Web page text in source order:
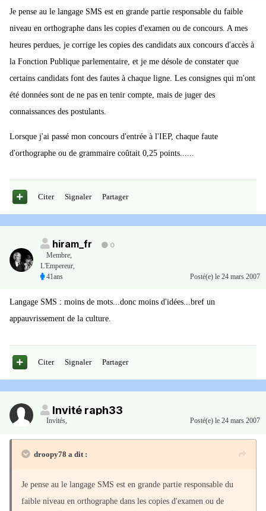
Je pense au le langage SMS est en grande partie responsable du faible
niveau en orthographe dans les copies d'examen ou de concours. A mes
heures perdues, je corrige les copies des candidats aux concours d'accès à
la Fonction Publique parlementaire, et je me désole de constater que
certains candidats font des fautes à chaque ligne. Les consignes qui m'ont
été données sont de ne pas en tenir compte, mais de juger des
connaissances des postulants.
Lorsque j'ai passé mon concours d'entrée à l'IEP, chaque faute
d'orthographe ou de grammaire coûtait 0,25 points......
Citer Signaler Partager
hiram_fr
0
Membre
L'Empereur,
41ans
Posté(e) le 24 mars 2007
Langage SMS : moins de mots...donc moins d'idées...bref un
appauvrissement de la culture.
Citer Signaler Partager
Invité raph33
Invités Posté(e) le 24 mars 2007
droopy78 a dit :
Je pense au le langage SMS est en grande partie responsable du
faible niveau en orthographe dans les copies d'examen ou de